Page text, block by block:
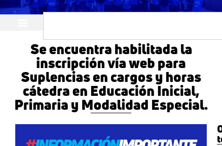
Se encuentra habilitada la
inscripción vía web para
Suplencias en cargos y horas
cátedra en Educación Inicial,
Primaria y Modalidad Especial.